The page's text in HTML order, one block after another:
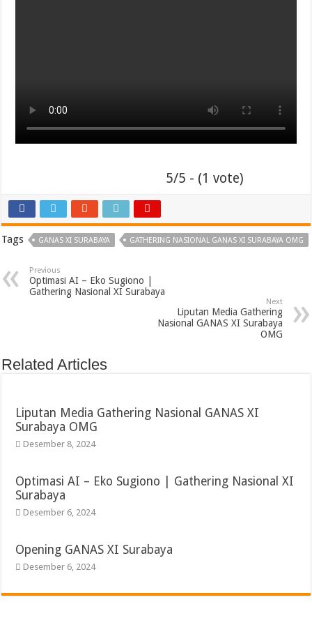
5/5 - (1 vote)
Tags GANAS XI SURABAYA GATHERING NASIONAL GANAS XI SURABAYA OMG
Previous
Optimasi AI – Eko Sugiono |
Gathering Nasional XI Surabaya
Next
Liputan Media Gathering
Nasional GANAS XI Surabaya
OMG
Related Articles
Liputan Media Gathering Nasional GANAS XI
Surabaya OMG
Desember 8, 2024
Optimasi AI – Eko Sugiono | Gathering Nasional XI
Surabaya
Desember 6, 2024
Opening GANAS XI Surabaya
Desember 6, 2024